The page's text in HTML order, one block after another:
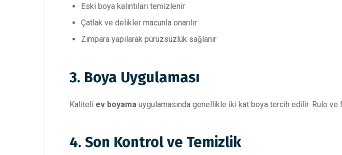
Eski boya kalıntıları temizlenir
Çatlak ve delikler macunla onarılır
Zımpara yapılarak pürüzsüzlük sağlanır
3. Boya Uygulaması
Kaliteli ev boyama uygulamasında genellikle iki kat boya tercih edilir. Rulo
4. Son Kontrol ve Temizlik